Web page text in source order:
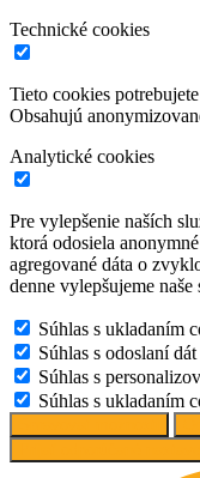
Technické cookies
Tieto cookies
Obsahujú
Analytické cookies
Pre vylepšenie naších
ktorá odosiela
agregované dáta o
denne vylepšujeme naše
Súhlas s ukladaním
Súhlas s odoslaní
Súhlas s
Súhlas s ukladaním